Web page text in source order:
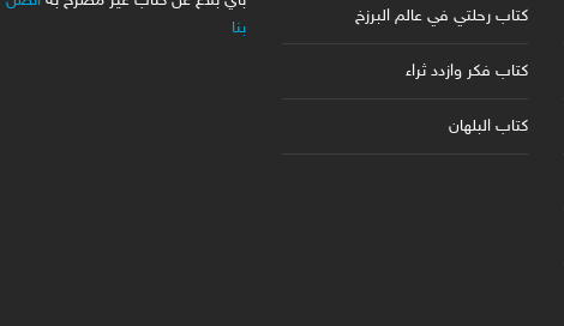
كتاب رحلتي في عالم البرزخ
كتاب فكر وازدد ثراء
كتاب البلهان
بنا